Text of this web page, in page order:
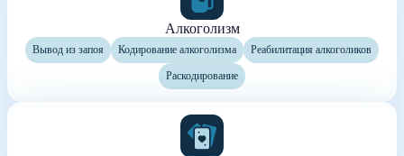
Алкоголизм
Вывод из запоя Кодирование алкоголизма Реабилитация алкоголиков
Раскодирование